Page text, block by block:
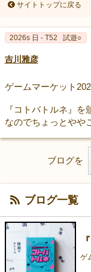
サイトトップに戻る
2026s 日 - T52 試遊○
吉川雅彦
ゲームマーケット
『コトバトルネ』
なのでちょっとやや
ブログを
ブログ一覧